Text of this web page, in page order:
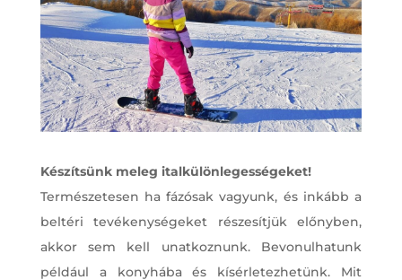
Készítsünk meleg italkülönlegességeket!
Természetesen ha fázósak vagyunk, és inkább a
beltéri tevékenységeket részesítjük előnyben,
akkor sem kell unatkoznunk. Bevonulhatunk
például a konyhába és kísérletezhetünk. Mit